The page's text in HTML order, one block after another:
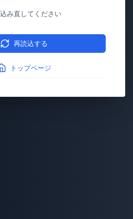
み直してください
再読込する
トップページ